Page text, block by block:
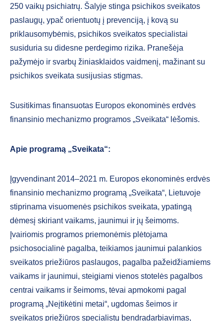
250 vaikų psichiatrų. Šalyje stinga psichikos sveikatos
paslaugų, ypač orientuotų į prevenciją, į kovą su
priklausomybėmis, psichikos sveikatos specialistai
susiduria su didesne perdegimo rizika. Pranešėja
pažymėjo ir svarbų žiniasklaidos vaidmenį, mažinant su
psichikos sveikata susijusias stigmas.
Susitikimas finansuotas Europos ekonominės erdvės
finansinio mechanizmo programos „Sveikata“ lėšomis.
Apie programą „Sveikata“:
Įgyvendinant 2014–2021 m. Europos ekonominės erdvės
finansinio mechanizmo programą „Sveikata“, Lietuvoje
stiprinama visuomenės psichikos sveikata, ypatingą
dėmesį skiriant vaikams, jaunimui ir jų šeimoms.
Įvairiomis programos priemonėmis plėtojama
psichosocialinė pagalba, teikiamos jaunimui palankios
sveikatos priežiūros paslaugos, pagalba pažeidžiamiems
vaikams ir jaunimui, steigiami vienos stotelės pagalbos
centrai vaikams ir šeimoms, tėvai apmokomi pagal
programą „Neįtikėtini metai“, ugdomas šeimos ir
sveikatos priežiūros specialistų bendradarbiavimas,